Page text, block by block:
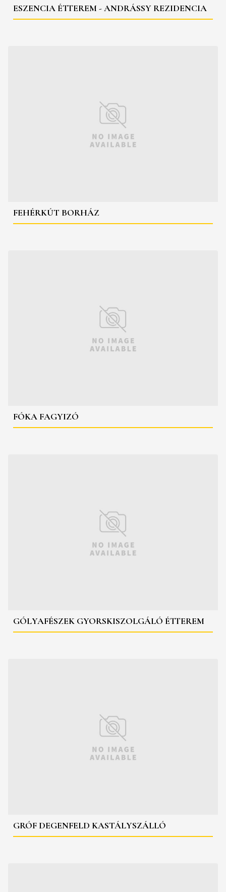
ESZENCIA ÉTTEREM - ANDRÁSSY REZIDENCIA
FEHÉRKÚT BORHÁZ
FÓKA FAGYIZÓ
GÓLYAFÉSZEK GYORSKISZOLGÁLÓ ÉTTEREM
GRÓF DEGENFELD KASTÁLYSZÁLLÓ